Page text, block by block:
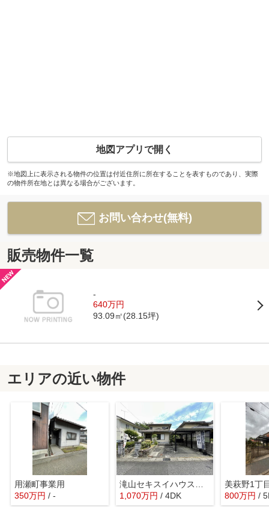
地図アプリで開く
※地図上に表示される物件の位置は付近住所に所在することを表すものであり、実際
の物件所在地とは異なる場合がございます。
お問い合わせ(無料)
販売物件一覧
-
640万円
93.09㎡(28.15坪)
エリアの近い物件
用瀬町事業用
350万円 / -
1,070万円 / 4DK
美萩野1丁
800万円 /